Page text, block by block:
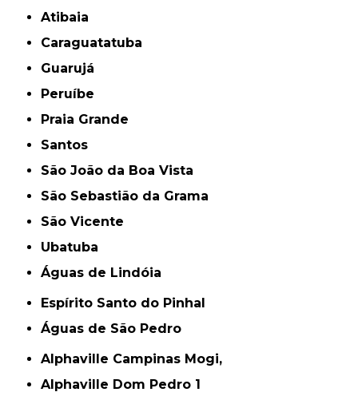
Atibaia
Caraguatatuba
Guarujá
Peruíbe
Praia Grande
Santos
São João da Boa Vista
São Sebastião da Grama
São Vicente
Ubatuba
Águas de Lindóia
Espírito Santo do Pinhal
Águas de São Pedro
Alphaville Campinas Mogi,
Alphaville Dom Pedro 1